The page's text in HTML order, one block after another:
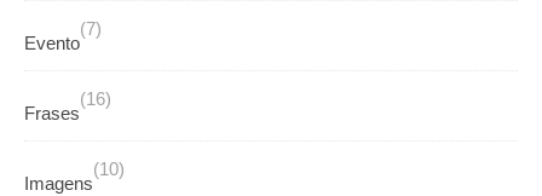
Evento
(7)
Frases
(16)
Imagens
(10)